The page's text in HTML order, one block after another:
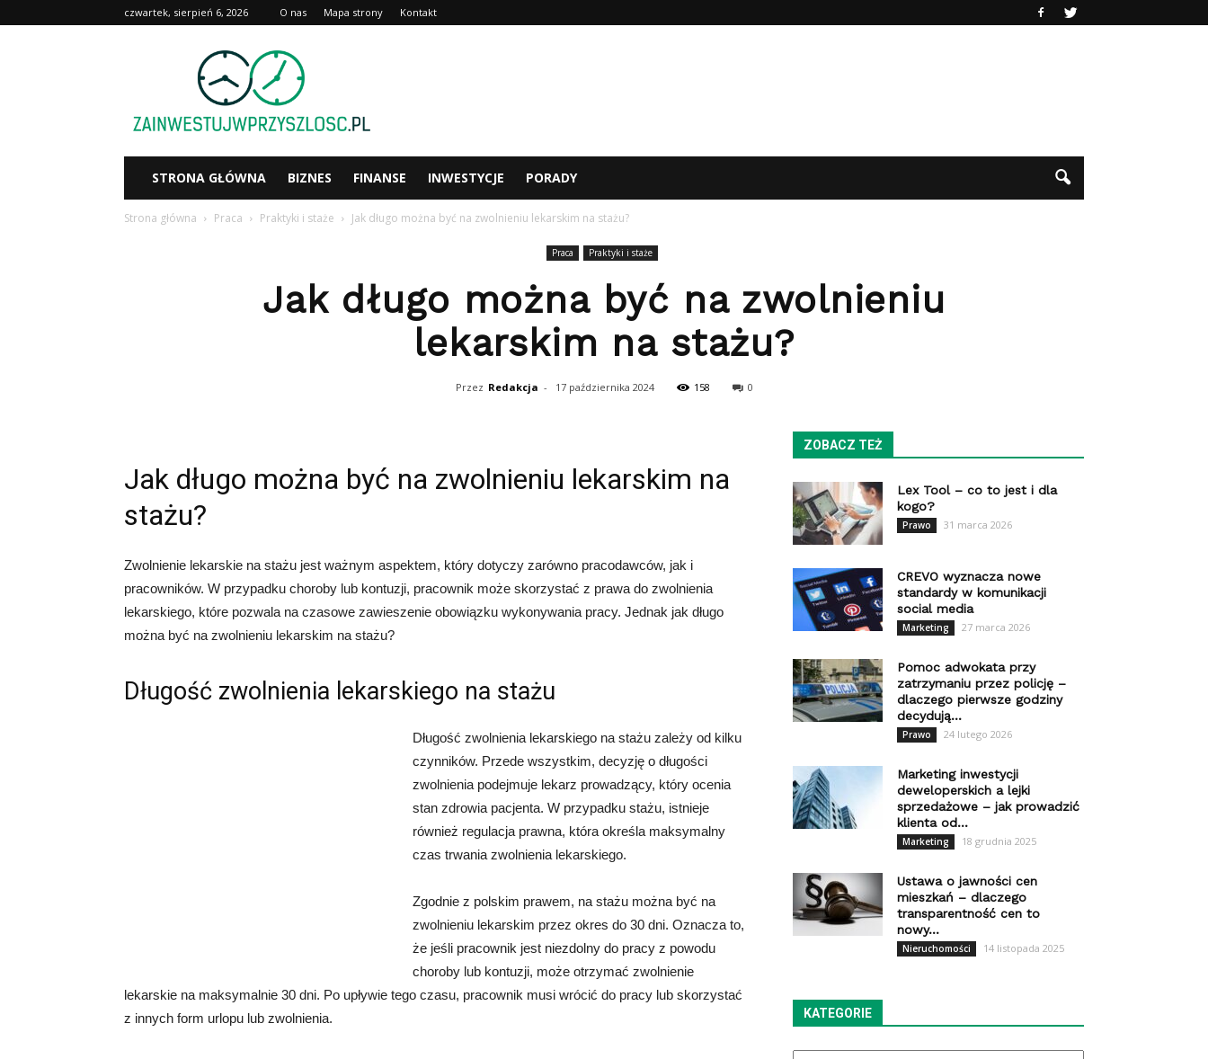
czwartek, sierpień 6, 2026 O nas Mapa strony Kontakt
Zainwestujwprzyszlosc.pl
STRONA GŁÓWNA BIZNES FINANSE INWESTYCJE PORADY
Strona główna Praca Praktyki i staże Jak długo można być na zwolnieniu lekarskim na stażu?
Praca Praktyki i staże
Jak długo można być na zwolnieniu
lekarskim na stażu?
Przez Redakcja - 17 października 2024 158 0
Jak długo można być na zwolnieniu lekarskim na
stażu?
Zwolnienie lekarskie na stażu jest ważnym aspektem, który dotyczy zarówno pracodawców, jak i
pracowników. W przypadku choroby lub kontuzji, pracownik może skorzystać z prawa do zwolnienia
lekarskiego, które pozwala na czasowe zawieszenie obowiązku wykonywania pracy. Jednak jak długo
można być na zwolnieniu lekarskim na stażu?
Długość zwolnienia lekarskiego na stażu
Długość zwolnienia lekarskiego na stażu zależy od kilku
czynników. Przede wszystkim, decyzję o długości
zwolnienia podejmuje lekarz prowadzący, który ocenia
stan zdrowia pacjenta. W przypadku stażu, istnieje
również regulacja prawna, która określa maksymalny
czas trwania zwolnienia lekarskiego.
Zgodnie z polskim prawem, na stażu można być na
zwolnieniu lekarskim przez okres do 30 dni. Oznacza to,
że jeśli pracownik jest niezdolny do pracy z powodu
choroby lub kontuzji, może otrzymać zwolnienie
lekarskie na maksymalnie 30 dni. Po upływie tego czasu, pracownik musi wrócić do pracy lub skorzystać
z innych form urlopu lub zwolnienia.
ZOBACZ TEŻ
Lex Tool – co to jest i dla
kogo?
Prawo 31 marca 2026
CREVO wyznacza nowe
standardy w komunikacji
social media
Marketing 27 marca 2026
Pomoc adwokata przy
zatrzymaniu przez policję –
dlaczego pierwsze godziny
decydują...
Prawo 24 lutego 2026
Marketing inwestycji
deweloperskich a lejki
sprzedażowe – jak prowadzić
klienta od...
Marketing 18 grudnia 2025
Ustawa o jawności cen
mieszkań – dlaczego
transparentność cen to
nowy...
Nieruchomości 14 listopada 2025
KATEGORIE
Kategorie